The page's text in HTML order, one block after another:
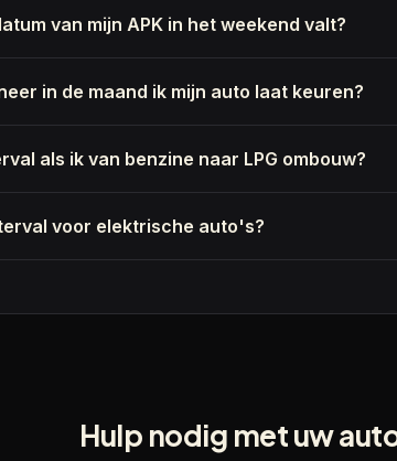
van mijn APK in het weekend valt?
in de maand ik mijn auto laat keuren?
als ik van benzine naar LPG ombouw?
voor elektrische auto's?
Hulp nodig met uw